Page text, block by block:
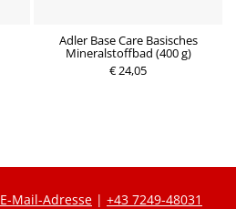
Adler Base Care Basisches
Mineralstoffbad (400 g)
€ 24,05
P
E-Mail-Adresse | +43 7249-48031